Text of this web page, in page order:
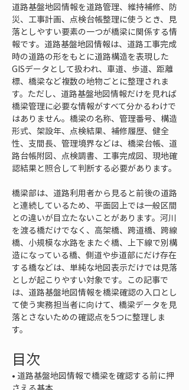
道路基盤地図情報を道路管理、維持補修、防
災、工事計画、点検台帳整理に使うとき、見
落としやすい要素の一つが橋梁に関係する情
報です。道路基盤地図情報は、道路工事完成
時の道路の形をもとに道路構造を表現した
GISデータとして扱われ、車道、歩道、距離
標、橋梁など複数の地物ごとに整理されま
す。ただし、道路基盤地図情報だけを見れば
橋梁管理に必要な情報がすべて分かるわけで
はありません。橋梁の名称、管理番号、構造
形式、架設年、点検結果、補修履歴、健全
性、支間長、管理境界などは、橋梁台帳、道
路台帳附図、点検調書、工事完成図、現地確
認結果と照合して判断する必要があります。
橋梁部は、道路利用者から見ると前後の道路
と連続しているため、平面図上では一般区間
との違いが目立たないことがあります。河川
を渡る橋だけでなく、高架橋、跨道橋、跨線
橋、小規模な水路をまたぐ橋、上下線で別構
造になっている橋、側道や歩道部にだけ存在
する橋などは、単純な地図表示だけでは見落
としが起こりやすい対象です。この記事で
は、道路基盤地図情報を橋梁確認の入口とし
て使う実務担当者に向けて、橋梁データを見
落とさないための確認点を5つに整理しま
す。
目次
• 道路基盤地図情報で橋梁を確認する前に押